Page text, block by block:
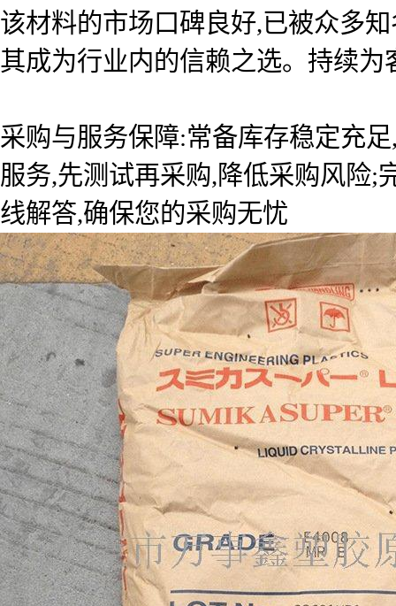
该材料的市场口碑良好,已被众多
其成为行业内的信赖之选。持续
采购与服务保障:常备库存稳定充
服务,先测试再采购,降低采购风险;
线解答,确保您的采购无忧